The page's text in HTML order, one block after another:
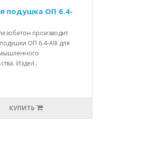
подушка ОП 6.4-
производит
ОП 6.4-АIII для
Издел..
КУПИТЬ